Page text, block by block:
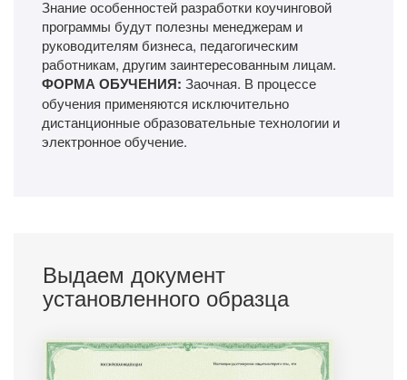
Знание особенностей разработки коучинговой
программы будут полезны менеджерам и
руководителям бизнеса, педагогическим
работникам, другим заинтересованным лицам.
ФОРМА ОБУЧЕНИЯ: Заочная. В процессе
обучения применяются исключительно
дистанционные образовательные технологии и
электронное обучение.
Выдаем документ
установленного образца